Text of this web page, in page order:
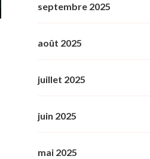
septembre 2025
août 2025
juillet 2025
juin 2025
mai 2025